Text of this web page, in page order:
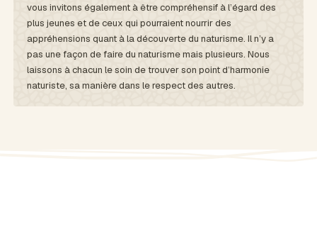
vous invitons également à être compréhensif à l’égard des
plus jeunes et de ceux qui pourraient nourrir des
appréhensions quant à la découverte du naturisme. Il n’y a
pas une façon de faire du naturisme mais plusieurs. Nous
laissons à chacun le soin de trouver son point d’harmonie
naturiste, sa manière dans le respect des autres.